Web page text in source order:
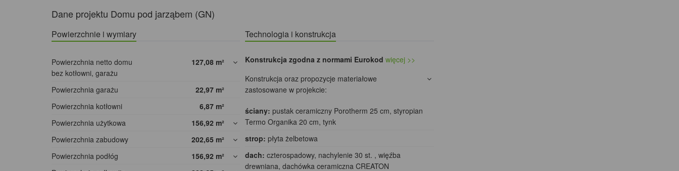
Dane projektu Domu pod jarząbem (GN)
Powierzchnie i wymiary
Powierzchnia netto domu
bez kotłowni, garażu
127,08 m²
Powierzchnia garażu 22,97 m²
Powierzchnia kotłowni
6,87 m²
Powierzchnia użytkowa
156,92 m²
Powierzchnia zabudowy
202,65 m²
Powierzchnia podłóg
156,92 m²
Technologia i konstrukcja
Konstrukcja zgodna z normami Eurokod więcej >>
Konstrukcja oraz propozycje materiałowe
zastosowane w projekcie:
ściany: pustak ceramiczny Porotherm 25 cm, styropian
Termo Organika 20 cm, tynk
strop: płyta żelbetowa
dach: czterospadowy, nachylenie 30 st. , więźba
drewniana, dachówka ceramiczna CREATON